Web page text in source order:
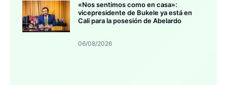
«Nos sentimos como en casa»:
vicepresidente de Bukele ya está en
Cali para la posesión de Abelardo
06/08/2026